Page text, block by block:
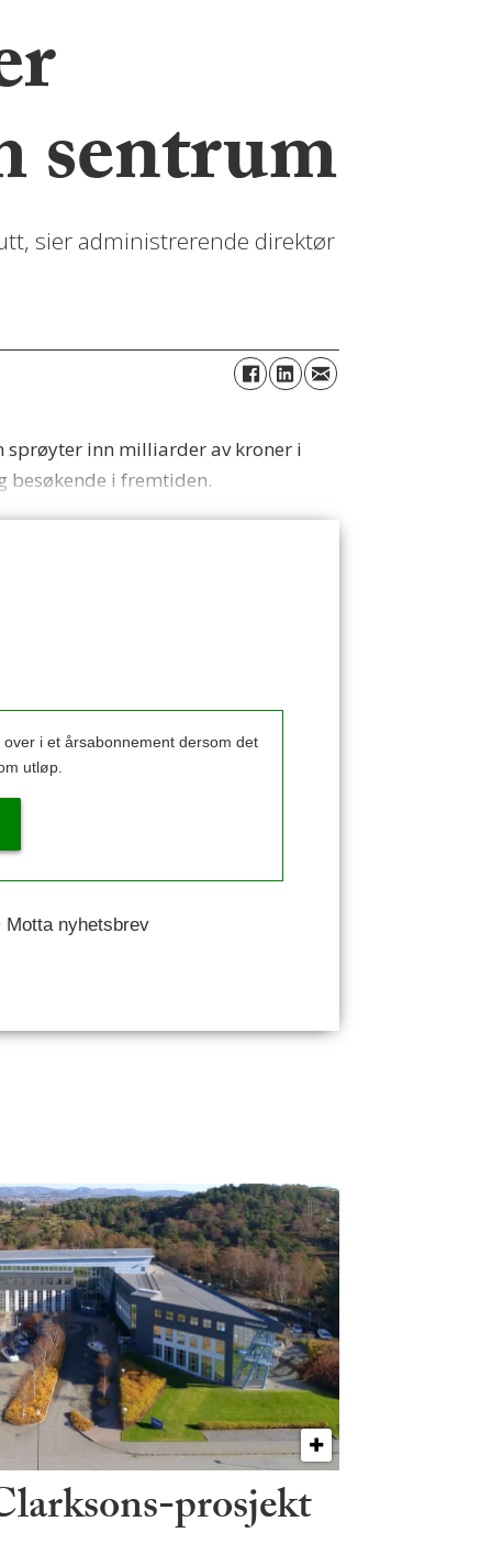
sentrum
sier administrerende direktør
sprøyter inn milliarder av kroner i
besøkende i fremtiden.
i et årsabonnement dersom det
utløp.
Motta nyhetsbrev
prosjekt